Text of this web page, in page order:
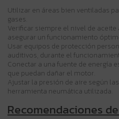
Utilizar en áreas bien ventiladas
gases.
Verificar siempre el nivel de aceite
asegurar un funcionamiento
Usar equipos de protección
auditivos, durante el
Conectar a una fuente de energía
que puedan dañar el motor.
Ajustar la presión de aire según
herramienta neumática utilizada.
Recomendaciones